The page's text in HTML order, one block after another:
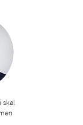
skal